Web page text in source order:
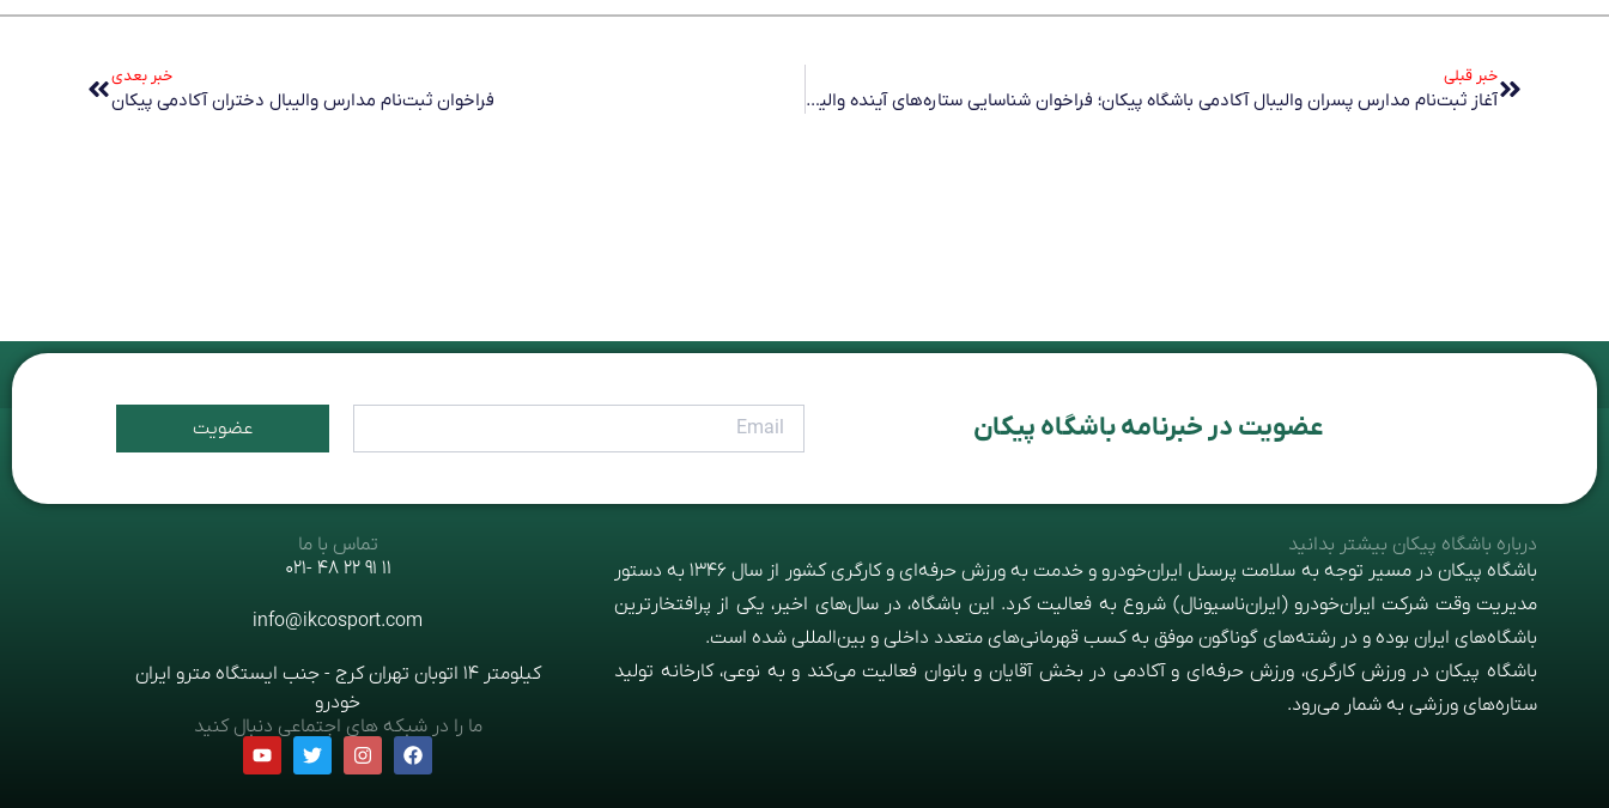
خبر قبلی
آغاز ثبت‌نام مدارس پسران والیبال آکادمی باشگاه پیکان؛ فراخوان شناسایی ستاره‌های آینده والیبال
خبر بعدی
فراخوان ثبت‌نام مدارس والیبال دختران آکادمی پیکان
عضویت در خبرنامه باشگاه پیکان عضویت
درباره باشگاه پیکان بیشتر بدانید
باشگاه پیکان در مسیر توجه به سلامت پرسنل ایران‌خودرو و خدمت به ورزش حرفه‌ای و کارگری کشور از سال 1346 به دستور
مدیریت وقت شرکت ایران‌خودرو (ایران‌ناسیونال) شروع به فعالیت‌ کرد. این باشگاه، در سال‌های اخیر، یکی از پرافتخارترین
باشگاه‌های ایران بوده و در رشته‌های گوناگون موفق به کسب قهرمانی‌های متعدد داخلی و بین‌المللی شده است.
باشگاه پیکان در ورزش کارگری، ورزش حرفه‌ای و آکادمی در بخش آقایان و بانوان فعالیت می‌کند و به نوعی، کارخانه تولید
ستاره‌های ورزشی به شمار می‌رود.
تماس با ما
11 91 22 48 -021
info@ikcosport.com
کیلومتر 14 اتوبان تهران کرج - جنب ایستگاه مترو ایران
خودرو
ما را در شبکه های اجتماعی دنبال کنید